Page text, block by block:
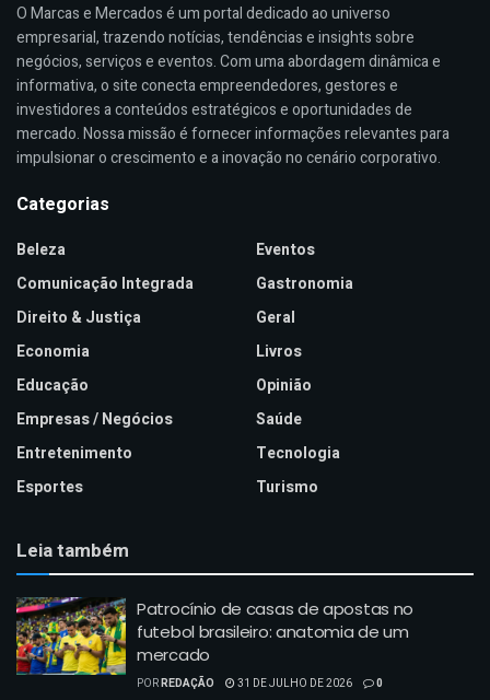
O Marcas e Mercados é um portal dedicado ao universo
empresarial, trazendo notícias, tendências e insights sobre
negócios, serviços e eventos. Com uma abordagem dinâmica e
informativa, o site conecta empreendedores, gestores e
investidores a conteúdos estratégicos e oportunidades de
mercado. Nossa missão é fornecer informações relevantes para
impulsionar o crescimento e a inovação no cenário corporativo.
Categorias
Beleza
Comunicação Integrada
Direito & Justiça
Economia
Educação
Empresas / Negócios
Entretenimento
Esportes
Eventos
Gastronomia
Geral
Livros
Opinião
Saúde
Tecnologia
Turismo
Leia também
Patrocínio de casas de apostas no
futebol brasileiro: anatomia de um
mercado
PORREDAÇÃO 31 DE JULHO DE 2026 0